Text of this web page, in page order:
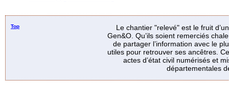
Top
Le chantier "relevé" est le fruit
Gen&O. Qu’ils soient remerciés
de partager l’information avec le
utiles pour retrouver ses ancêtres.
actes d’état civil numérisés et
départementales